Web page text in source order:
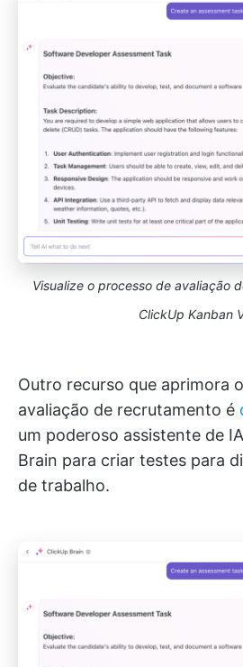
Visualize o processo de avaliação
ClickUp Kanban
Outro recurso que aprimora
avaliação de recrutamento é
um poderoso assistente de
Brain para criar testes para
de trabalho.